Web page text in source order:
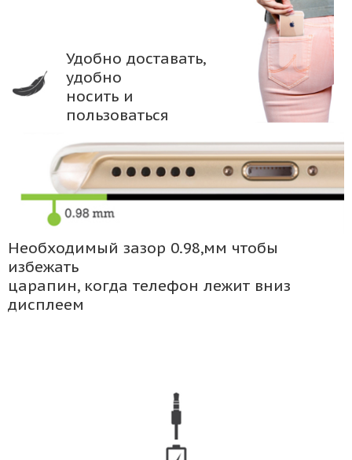
Удобно доставать,
удобно
носить и
пользоваться
Необходимый зазор 0.98,мм чтобы
избежать
царапин, когда телефон лежит вниз
дисплеем